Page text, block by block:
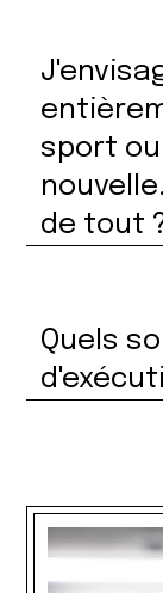
sport ou
de tout
Quels